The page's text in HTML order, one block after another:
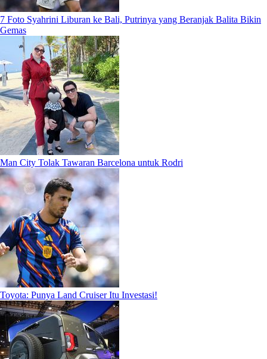
7 Foto Syahrini Liburan ke Bali, Putrinya yang Beranjak Balita Bikin
Gemas
Man City Tolak Tawaran Barcelona untuk Rodri
Toyota: Punya Land Cruiser Itu Investasi!